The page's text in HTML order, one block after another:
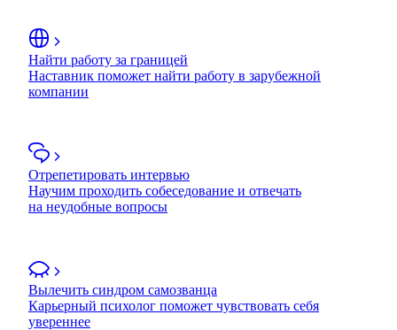
Найти работу за границей
Наставник поможет найти работу в зарубежной
компании
Отрепетировать интервью
Научим проходить собеседование и отвечать
на неудобные вопросы
Вылечить синдром самозванца
Карьерный психолог поможет чувствовать себя
увереннее